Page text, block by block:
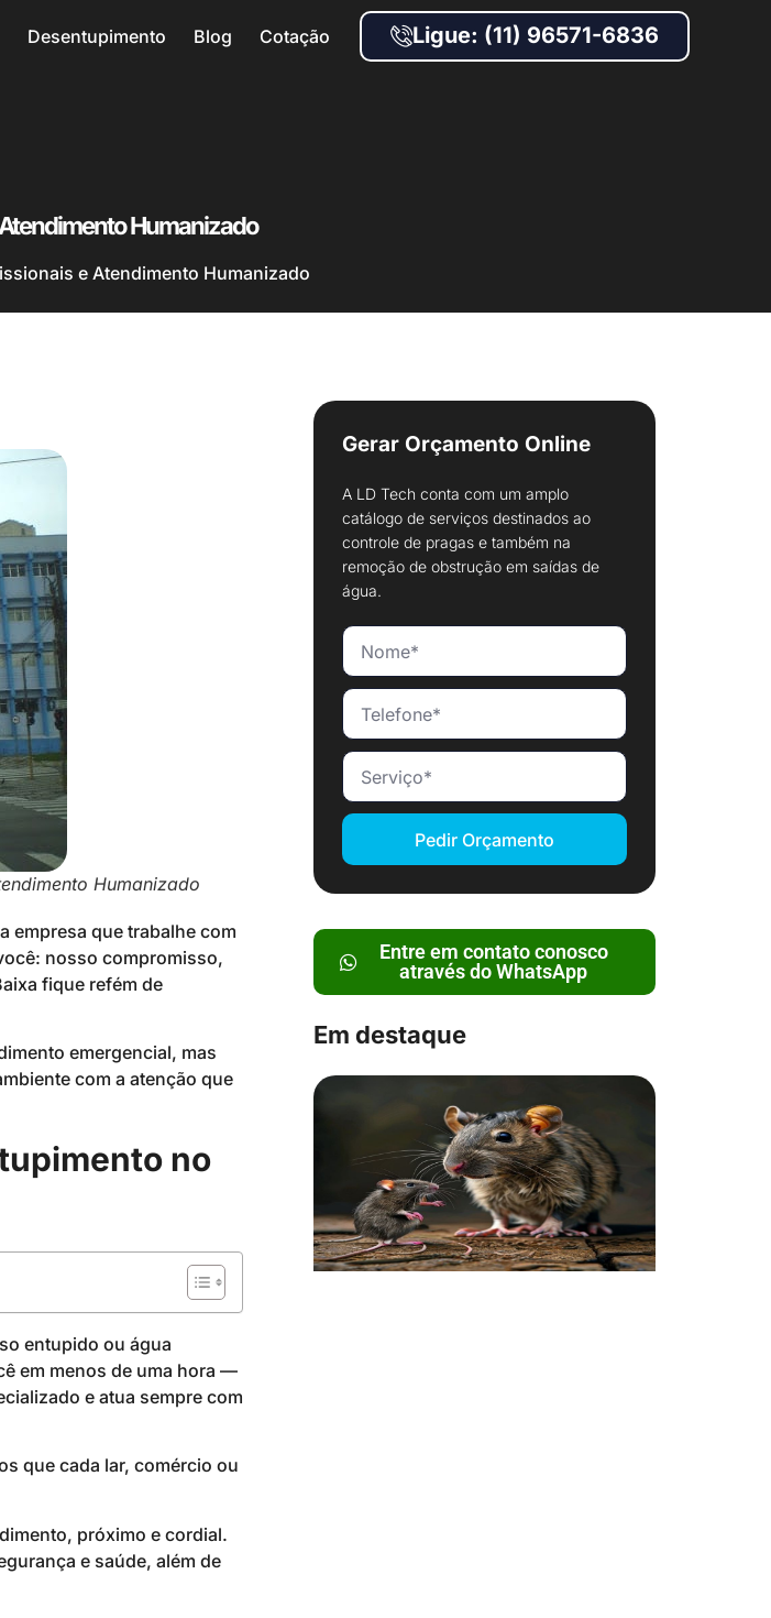
Desentupimento Blog Cotação Ligue: (11) 96571-6836
Humanizado
e Atendimento Humanizado
Humanizado
empresa que trabalhe com
nosso compromisso,
fique refém de
emergencial, mas
com a atenção que
no
entupido ou água
em menos de uma hora —
e atua sempre com
que cada lar, comércio ou
próximo e cordial.
e saúde, além de
Gerar Orçamento Online
A LD Tech conta com um amplo
catálogo de serviços destinados ao
controle de pragas e também na
remoção de obstrução em saídas de
água.
Pedir Orçamento
Entre em contato conosco
através do WhatsApp
Em destaque